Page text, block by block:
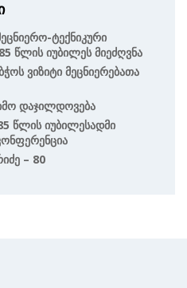
Ტექნიკური
Წლის Იუბილეს Მიეძღვნა
Ვიზიტი Მეცნიერებათა
Დაჯილდოვება
Წლის Იუბილესადმი
– 80